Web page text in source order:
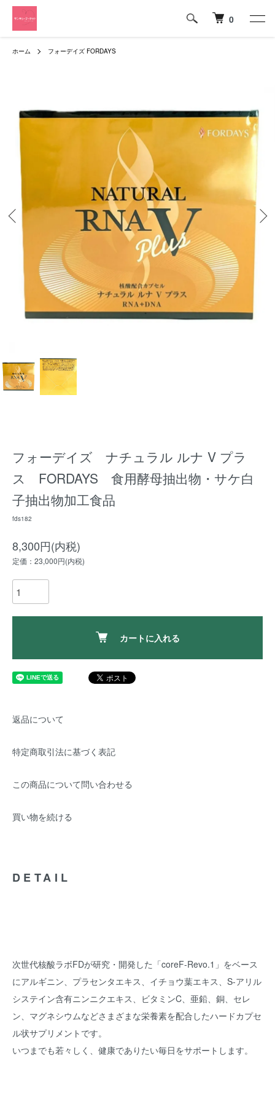
0
ホーム フォーデイズ FORDAYS
フォーデイズ ナチュラル ルナ V プラ
ス FORDAYS 食用酵母抽出物・サケ白
子抽出物加工食品
fds182
8,300円(内税)
定価：23,000円(内税)
カートに入れる
返品について
特定商取引法に基づく表記
この商品について問い合わせる
買い物を続ける
DETAIL
次世代核酸ラボFDが研究・開発した「coreF-Revo.1」をベース
にアルギニン、プラセンタエキス、イチョウ葉エキス、S-アリル
システイン含有ニンニクエキス、ビタミンC、亜鉛、銅、セレ
ン、マグネシウムなどさまざまな栄養素を配合したハードカプセ
ル状サプリメントです。
いつまでも若々しく、健康でありたい毎日をサポートします。